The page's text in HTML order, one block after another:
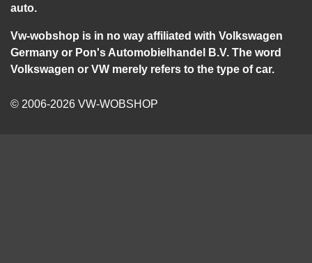
auto.
Vw-wobshop is in no way affiliated with Volkswagen
Germany or Pon's Automobielhandel B.V. The word
Volkswagen or VW merely refers to the type of car.
© 2006-2026 VW-WOBSHOP